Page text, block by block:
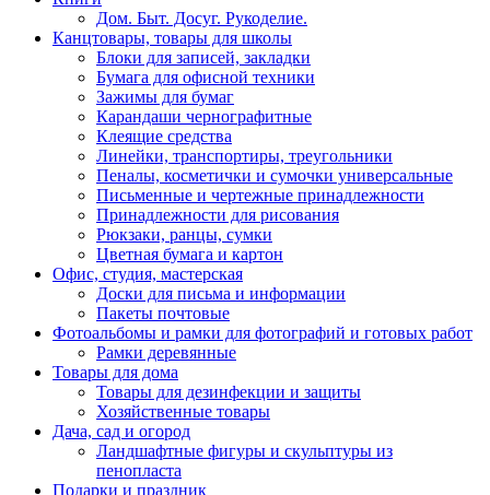
Дом. Быт. Досуг. Рукоделие.
Канцтовары, товары для школы
Блоки для записей, закладки
Бумага для офисной техники
Зажимы для бумаг
Карандаши чернографитные
Клеящие средства
Линейки, транспортиры, треугольники
Пеналы, косметички и сумочки универсальные
Письменные и чертежные принадлежности
Принадлежности для рисования
Рюкзаки, ранцы, сумки
Цветная бумага и картон
Офис, студия, мастерская
Доски для письма и информации
Пакеты почтовые
Фотоальбомы и рамки для фотографий и готовых работ
Рамки деревянные
Товары для дома
Товары для дезинфекции и защиты
Хозяйственные товары
Дача, сад и огород
Ландшафтные фигуры и скульптуры из
пенопласта
Подарки и праздник